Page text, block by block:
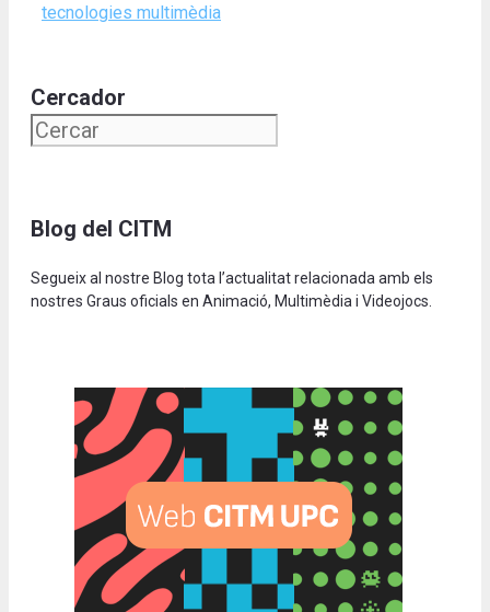
tecnologies multimèdia
Cercador
Blog del CITM
Segueix al nostre Blog tota l’actualitat relacionada amb els
nostres Graus oficials en Animació, Multimèdia i Videojocs.